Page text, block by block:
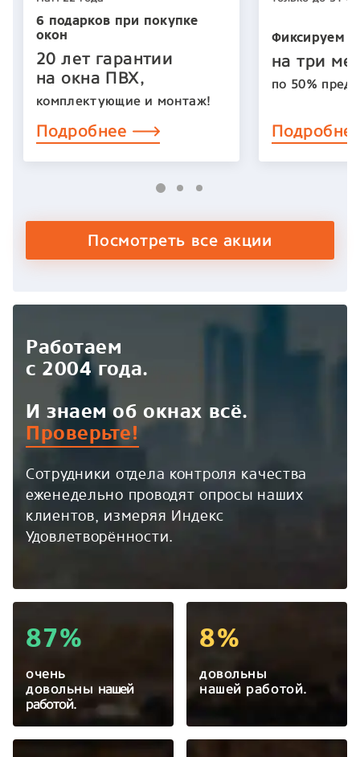
6 подарков при покупке
окон
20 лет гарантии
на окна ПВХ,
комплектующие и монтаж!
Подробнее
Фиксируем
на три
по 50%
Посмотреть все акции
Работаем
с 2004 года.
И знаем об окнах всё.
Проверьте!
Сотрудники отдела контроля качества
еженедельно проводят опросы наших
клиентов, измеряя Индекс
Удовлетворённости.
87%
очень
довольны нашей
работой.
8%
довольны
нашей работой.